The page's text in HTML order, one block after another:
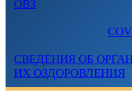
ОВЗ
СВЕДЕНИЯ ОБ
ИХ ОЗДОРОВЛЕНИЯ